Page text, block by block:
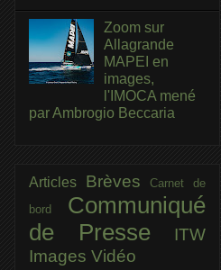
Zoom sur
Allagrande
MAPEI en
images,
l'IMOCA mené
par Ambrogio Beccaria
Articles BrèvesCarnet de
bord Communiqué
de Presse
ITW
Images Vidéo